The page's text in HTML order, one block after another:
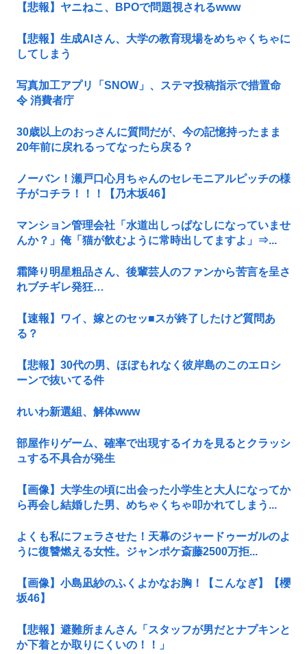
【悲報】ヤニねこ、BPOで問題視されるwww
【悲報】生成AIさん、大学の教育現場をめちゃくちゃに
してしまう
写真加工アプリ「SNOW」、ステマ投稿指示で措置命
令 消費者庁
30歳以上のおっさんに質問だが、今の記憶持ったまま
20年前に戻れるってなったら戻る？
ノーバン！瀬戸口心月ちゃんのセレモニアルピッチの様
子がコチラ！！！【乃木坂46】
マンション管理会社「水道出しっぱなしになっていませ
んか？」俺「猫が飲むように常時出してますよ」⇒...
霜降り明星粗品さん、後輩芸人のファンから苦言を呈さ
れブチギレ発狂…
【速報】ワイ、嫁とのセッ■スが終了したけど質問あ
る？
【悲報】30代の男、ほぼもれなく彼岸島のこのエロシ
ーンで抜いてる件
れいわ新選組、解体www
部屋作りゲーム、確率で出現するイカを見るとクラッシ
ュする不具合が発生
【画像】大学生の頃に出会った小学生と大人になってか
ら再会し結婚した男、めちゃくちゃ叩かれてしまう...
よくも私にフェラさせた！天幕のジャードゥーガルのよ
うに復讐燃える女性。ジャンポケ斎藤2500万拒...
【画像】小島凪紗のふくよかなお胸！【こんなぎ】【櫻
坂46】
【悲報】避難所まんさん「スタッフが男だとナプキンと
か下着とか取りにくいの！！」